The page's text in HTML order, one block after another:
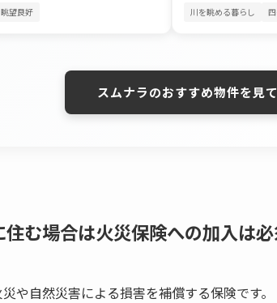
眺望良好 川を眺める暮らし
スムナラのおすすめ物件を見
む場合は火災保険への加入は必
や自然災害による損害を補償する保険です。